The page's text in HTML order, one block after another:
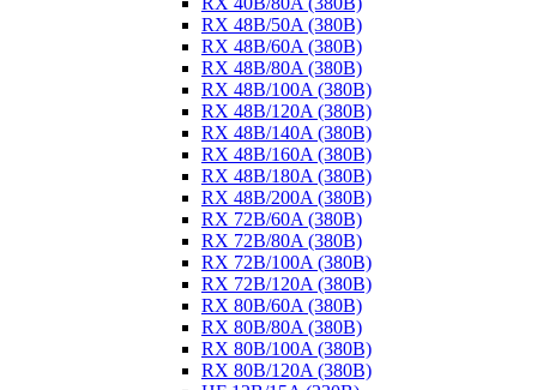
RX 48B/50A (380B)
RX 48B/60A (380B)
RX 48B/80A (380B)
RX 48B/100A (380B)
RX 48B/120A (380B)
RX 48B/140A (380B)
RX 48B/160A (380B)
RX 48B/180A (380B)
RX 48B/200A (380B)
RX 72B/60A (380B)
RX 72B/80A (380B)
RX 72B/100A (380B)
RX 72B/120A (380B)
RX 80B/60A (380B)
RX 80B/80A (380B)
RX 80B/100A (380B)
RX 80B/120A (380B)